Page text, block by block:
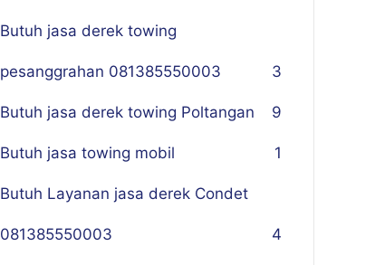
Butuh jasa derek towing
pesanggrahan 081385550003 3
Butuh jasa derek towing Poltangan 9
Butuh jasa towing mobil 1
Butuh Layanan jasa derek Condet
081385550003 4